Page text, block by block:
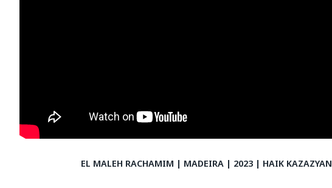
EL MALEH RACHAMIM | MADEIRA | 2023 | HAIK KAZAZYAN